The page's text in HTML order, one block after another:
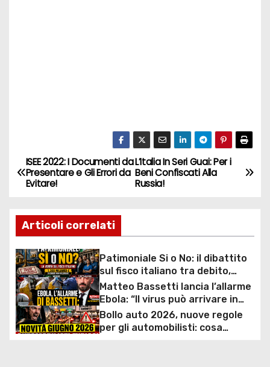
N
a
v
i
g
a
z
L’Italia In Seri Guai: Per i
Beni Confiscati Alla
Russia!
ISEE 2022: I Documenti da
Presentare e Gli Errori da
Evitare!
Articoli correlati
Patimoniale Si o No: il dibattito
sul fisco italiano tra debito,
welfare e 1.300 miliardi di crediti
non riscossi
Matteo Bassetti lancia l’allarme
Ebola: “Il virus può arrivare in
Europa in poche ore”
Bollo auto 2026, nuove regole
per gli automobilisti: cosa